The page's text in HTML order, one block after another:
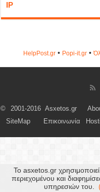
IP
HelpPost.gr• Popi-it.gr•
© 2001-2016 Asxetos.gr
SiteMap
Επικοινωνία
Το asxetos.gr
περιεχομένου και
υπηρεσιών του.